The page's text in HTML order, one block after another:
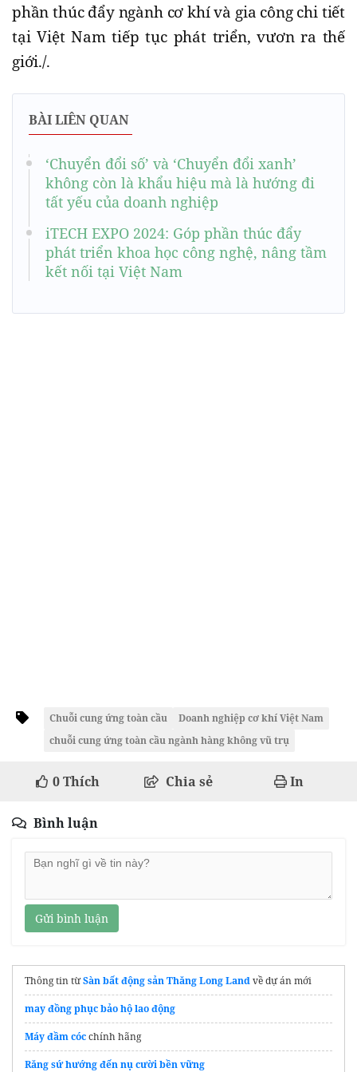
phần thúc đẩy ngành cơ khí và gia công chi tiết
tại Việt Nam tiếp tục phát triển, vươn ra thế
giới./.
BÀI LIÊN QUAN
‘Chuyển đổi số’ và ‘Chuyển đổi xanh’
không còn là khẩu hiệu mà là hướng đi
tất yếu của doanh nghiệp
iTECH EXPO 2024: Góp phần thúc đẩy
phát triển khoa học công nghệ, nâng tầm
kết nối tại Việt Nam
Chuỗi cung ứng toàn cầu
Doanh nghiệp cơ khí Việt Nam
chuỗi cung ứng toàn cầu ngành hàng không vũ trụ
0Thích Chia sẻ In
Bình luận
Gửi bình luận
Thông tin từSàn bất động sản Thăng Long Landvề dự án mới
may đồng phục bảo hộ lao động
Máy đầm cócchính hãng
Răng sứ hướng đến nụ cười bền vững